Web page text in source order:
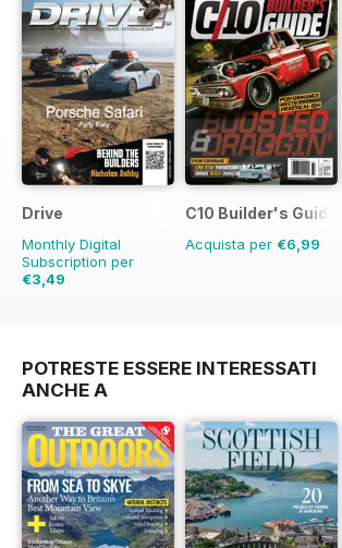
Drive
Monthly Digital
Subscription per
€3,49
C10 Builder's Guide
Acquista per €6,99
POTRESTE ESSERE INTERESSATI
ANCHE A